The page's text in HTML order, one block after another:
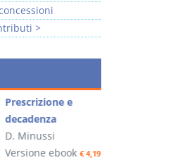
>
e
ebook€ 4,19